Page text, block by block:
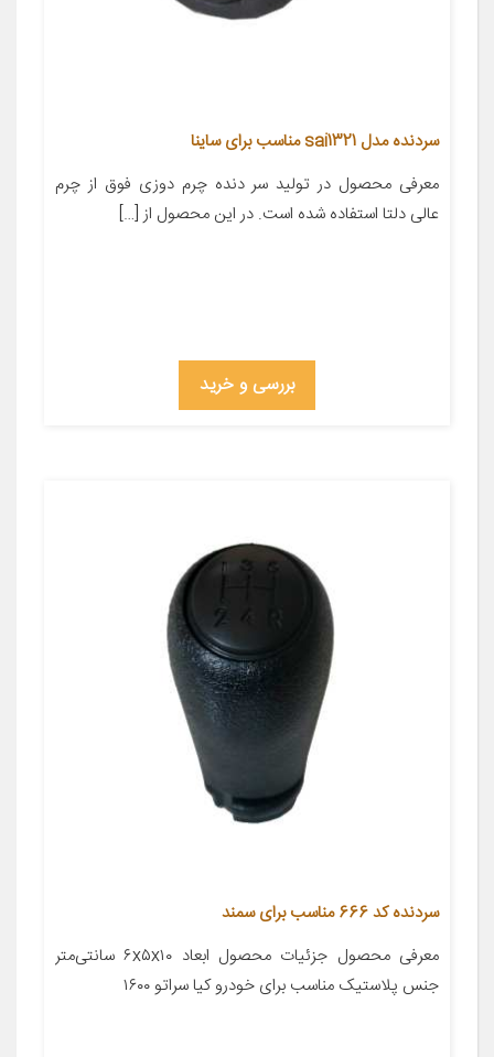
سردنده مدل sai1321 مناسب برای ساینا
معرفی محصول در تولید سر دنده چرم دوزی فوق از چرم
عالی دلتا استفاده شده است. در این محصول از […]
بررسی و خرید
سردنده کد 666 مناسب برای سمند
معرفی محصول جزئیات محصول ابعاد ۶x۵x۱۰ سانتی‌متر
جنس پلاستیک مناسب برای خودرو کیا سراتو ۱۶۰۰